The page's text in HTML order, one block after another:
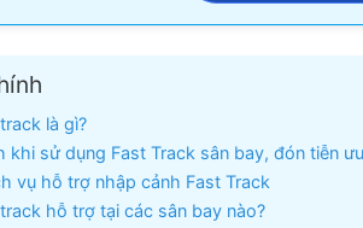
là gì?
khi sử dụng Fast Track sân bay, đón tiễn
vụ hỗ trợ nhập cảnh Fast Track
hỗ trợ tại các sân bay nào?